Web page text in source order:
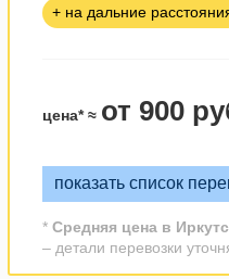
+ на дальние
цена* ≈ от 900
показать список
* Средняя цена в
– детали перевозки